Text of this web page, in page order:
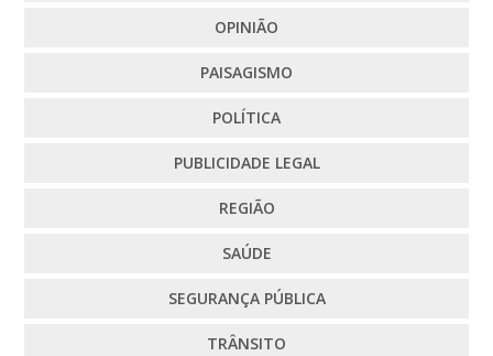
OPINIÃO
PAISAGISMO
POLÍTICA
PUBLICIDADE LEGAL
REGIÃO
SAÚDE
SEGURANÇA PÚBLICA
TRÂNSITO